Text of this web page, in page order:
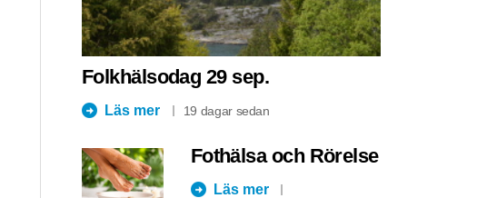
Folkhälsodag 29 sep.
Läs mer 19 dagar sedan
Fothälsa och Rörelse
Läs mer